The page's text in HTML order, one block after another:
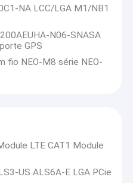
NA LCC/LGA M1/NB1
N06-SNASA
GPS
fio NEO-M8 série NEO-
LTE CAT1 Module
US ALS6A-E LGA PCie
Industry Co., Ltd.
, um
módulos de ponta e soluções
que atendam às
e dos indivíduos.